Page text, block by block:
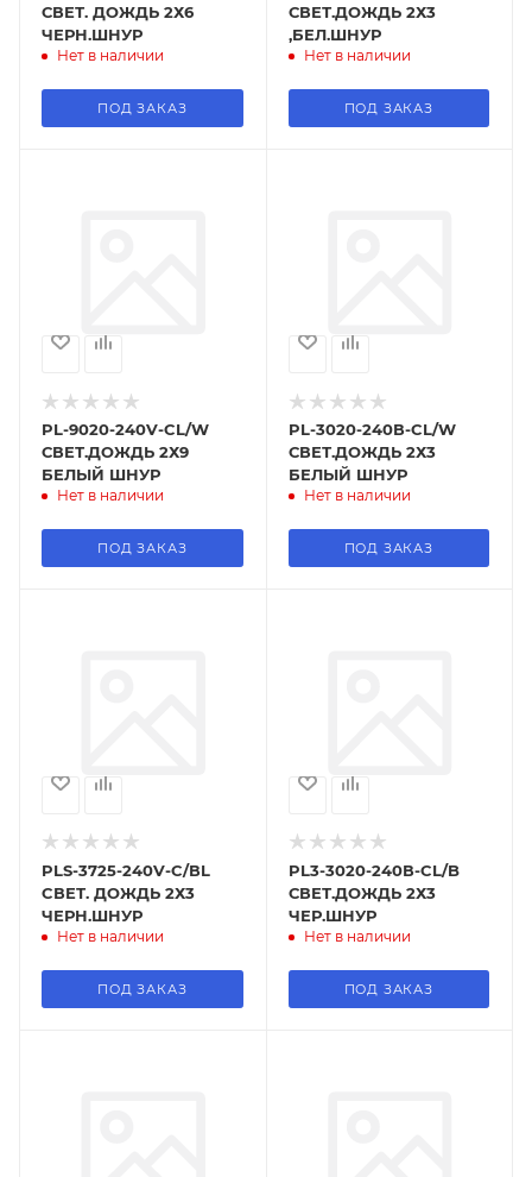
СВЕТ. ДОЖДЬ 2Х6
ЧЕРН.ШНУР
Нет в наличии
ПОД ЗАКАЗ
СВЕТ.ДОЖДЬ 2Х3
,БЕЛ.ШНУР
Нет в наличии
ПОД ЗАКАЗ
PL-9020-240V-CL/W
СВЕТ.ДОЖДЬ 2Х9
БЕЛЫЙ ШНУР
Нет в наличии
ПОД ЗАКАЗ
PL-3020-240В-CL/W
СВЕТ.ДОЖДЬ 2Х3
БЕЛЫЙ ШНУР
Нет в наличии
ПОД ЗАКАЗ
PLS-3725-240V-C/ВL
CВЕТ. ДОЖДЬ 2Х3
ЧЕРН.ШНУР
Нет в наличии
ПОД ЗАКАЗ
PL3-3020-240В-CL/B
СВЕТ.ДОЖДЬ 2Х3
ЧЕР.ШНУР
Нет в наличии
ПОД ЗАКАЗ